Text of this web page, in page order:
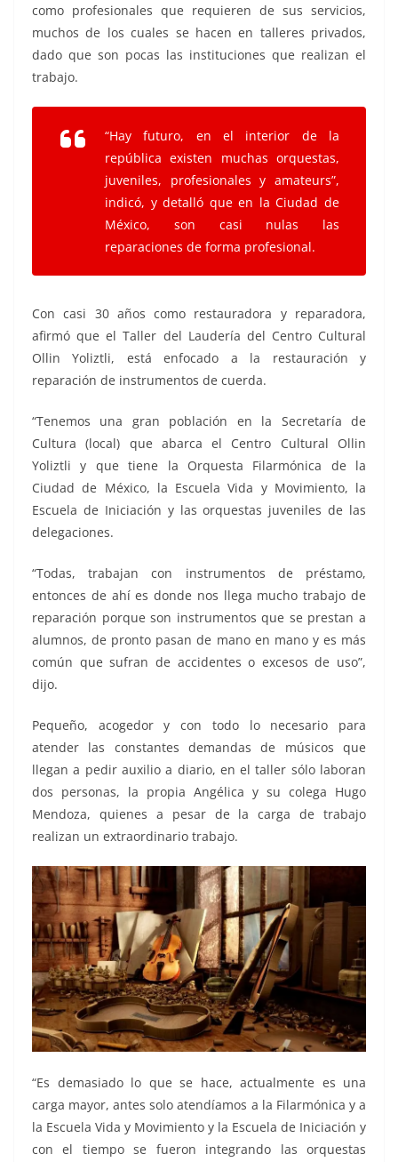
como profesionales que requieren de sus servicios,
muchos de los cuales se hacen en talleres privados,
dado que son pocas las instituciones que realizan el
trabajo.
“Hay futuro, en el interior de la
república existen muchas orquestas,
juveniles, profesionales y amateurs”,
indicó, y detalló que en la Ciudad de
México, son casi nulas las
reparaciones de forma profesional.
Con casi 30 años como restauradora y reparadora,
afirmó que el Taller del Laudería del Centro Cultural
Ollin Yoliztli, está enfocado a la restauración y
reparación de instrumentos de cuerda.
“Tenemos una gran población en la Secretaría de
Cultura (local) que abarca el Centro Cultural Ollin
Yoliztli y que tiene la Orquesta Filarmónica de la
Ciudad de México, la Escuela Vida y Movimiento, la
Escuela de Iniciación y las orquestas juveniles de las
delegaciones.
“Todas, trabajan con instrumentos de préstamo,
entonces de ahí es donde nos llega mucho trabajo de
reparación porque son instrumentos que se prestan a
alumnos, de pronto pasan de mano en mano y es más
común que sufran de accidentes o excesos de uso”,
dijo.
Pequeño, acogedor y con todo lo necesario para
atender las constantes demandas de músicos que
llegan a pedir auxilio a diario, en el taller sólo laboran
dos personas, la propia Angélica y su colega Hugo
Mendoza, quienes a pesar de la carga de trabajo
realizan un extraordinario trabajo.
“Es demasiado lo que se hace, actualmente es una
carga mayor, antes solo atendíamos a la Filarmónica y a
la Escuela Vida y Movimiento y la Escuela de Iniciación y
con el tiempo se fueron integrando las orquestas